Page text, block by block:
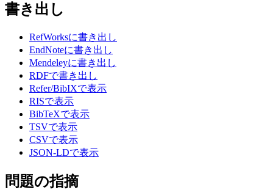
書き出し
RefWorksに書き出し
EndNoteに書き出し
Mendeleyに書き出し
RDFで書き出し
Refer/BibIXで表示
RISで表示
BibTeXで表示
TSVで表示
CSVで表示
JSON-LDで表示
問題の指摘